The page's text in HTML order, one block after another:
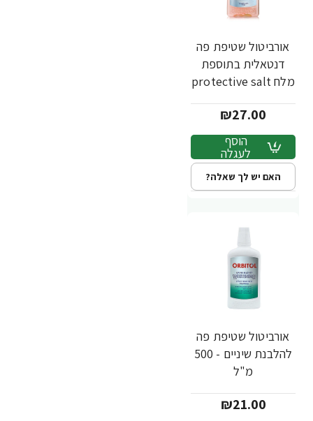
אורביטול שטיפת פה
דנטאלית בתוספת
מלח protective salt
מ"ל
₪27.00
הוסף
לעגלה
האם יש לך שאלה?
אורביטול שטיפת פה
להלבנת שיניים - 500
מ"ל
₪21.00